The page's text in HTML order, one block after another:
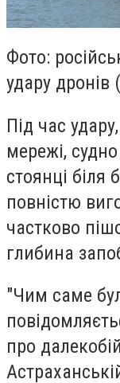
Фото:
удару
Під час
мережі,
стоянці біля
повністю
частково
глибина
"Чим саме
про